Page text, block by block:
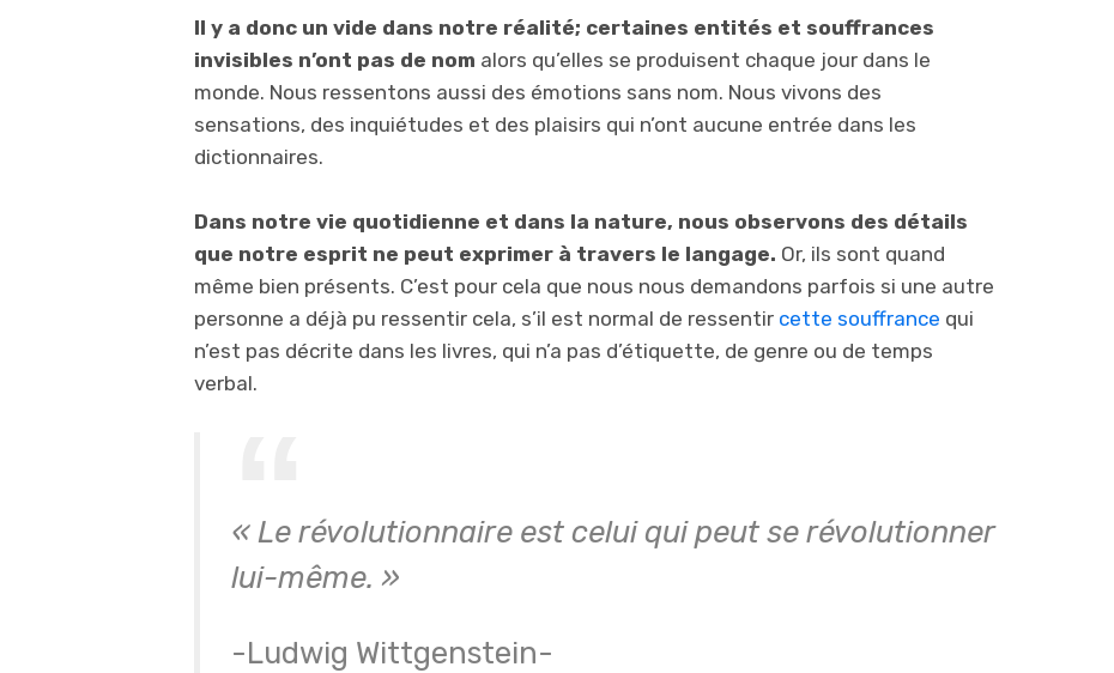
Il y a donc un vide dans notre réalité; certaines entités et souffrances
invisibles n’ont pas de nom alors qu’elles se produisent chaque jour dans le
monde. Nous ressentons aussi des émotions sans nom. Nous vivons des
sensations, des inquiétudes et des plaisirs qui n’ont aucune entrée dans les
dictionnaires.
Dans notre vie quotidienne et dans la nature, nous observons des détails
que notre esprit ne peut exprimer à travers le langage. Or, ils sont quand
même bien présents. C’est pour cela que nous nous demandons parfois si une autre
personne a déjà pu ressentir cela, s’il est normal de ressentir cette souffrance qui
n’est pas décrite dans les livres, qui n’a pas d’étiquette, de genre ou de temps
verbal.
« Le révolutionnaire est celui qui peut se révolutionner
lui-même. »
-Ludwig Wittgenstein-